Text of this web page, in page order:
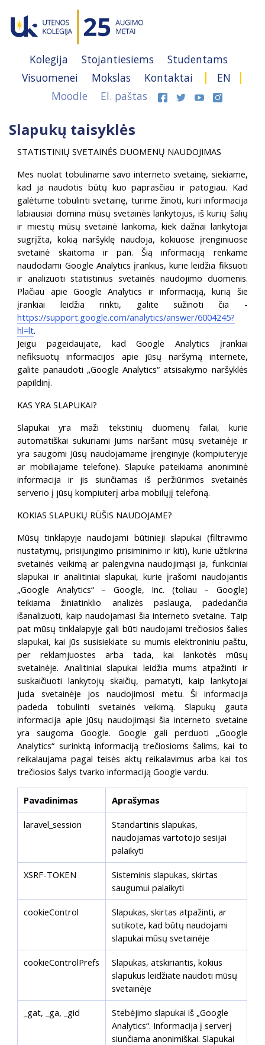
Kolegija Stojantiesiems
Studentams
Visuomenei
Mokslas Kontaktai
EN
Moodle
El. paštas
Slapukų taisyklės
STATISTINIŲ SVETAINĖS DUOMENŲ NAUDOJIMAS
Mes nuolat tobuliname savo interneto svetainę, siekiame,
kad ja naudotis būtų kuo paprasčiau ir patogiau. Kad
galėtume tobulinti svetainę, turime žinoti, kuri informacija
labiausiai domina mūsų svetainės lankytojus, iš kurių šalių
ir miestų mūsų svetainė lankoma, kiek dažnai lankytojai
sugrįžta, kokią naršyklę naudoja, kokiuose įrenginiuose
svetainė skaitoma ir pan. Šią informaciją renkame
naudodami Google Analytics įrankius, kurie leidžia fiksuoti
ir analizuoti statistinius svetainės naudojimo duomenis.
Plačiau apie Google Analytics ir informaciją, kurią šie
įrankiai leidžia rinkti, galite sužinoti čia -
https://support.google.com/analytics/answer/6004245?
hl=lt.
Jeigu pageidaujate, kad Google Analytics įrankiai
nefiksuotų informacijos apie jūsų naršymą internete,
galite panaudoti „Google Analytics“ atsisakymo naršyklės
papildinį.
KAS YRA SLAPUKAI?
Slapukai yra maži tekstinių duomenų failai, kurie
automatiškai sukuriami Jums naršant mūsų svetainėje ir
yra saugomi Jūsų naudojamame įrenginyje (kompiuteryje
ar mobiliajame telefone). Slapuke pateikiama anoniminė
informacija ir jis siunčiamas iš peržiūrimos svetainės
serverio į jūsų kompiuterį arba mobilųjį telefoną.
KOKIAS SLAPUKŲ RŪŠIS NAUDOJAME?
Mūsų tinklapyje naudojami būtinieji slapukai (filtravimo
nustatymų, prisijungimo prisiminimo ir kiti), kurie užtikrina
svetainės veikimą ar palengvina naudojimąsi ja, funkciniai
slapukai ir analitiniai slapukai, kurie įrašomi naudojantis
„Google Analytics“ – Google, Inc. (toliau – Google)
teikiama žiniatinklio analizės paslauga, padedančia
išanalizuoti, kaip naudojamasi šia interneto svetaine. Taip
pat mūsų tinklalapyje gali būti naudojami trečiosios šalies
slapukai, kai jūs susisiekiate su mumis elektroniniu paštu,
per reklamjuostes arba tada, kai lankotės mūsų
svetainėje. Analitiniai slapukai leidžia mums atpažinti ir
suskaičiuoti lankytojų skaičių, pamatyti, kaip lankytojai
juda svetainėje jos naudojimosi metu. Ši informacija
padeda tobulinti svetainės veikimą. Slapukų gauta
informacija apie Jūsų naudojimąsi šia interneto svetaine
yra saugoma Google. Google gali perduoti „Google
Analytics“ surinktą informaciją trečiosioms šalims, kai to
reikalaujama pagal teisės aktų reikalavimus arba kai tos
trečiosios šalys tvarko informaciją Google vardu.
Pavadinimas Aprašymas
laravel_session
Standartinis slapukas,
naudojamas vartotojo sesijai
palaikyti
XSRF-TOKEN
Sisteminis slapukas, skirtas
saugumui palaikyti
cookieControl
Slapukas, skirtas atpažinti, ar
sutikote, kad būtų naudojami
slapukai mūsų svetainėje
cookieControlPrefs
Slapukas, atskiriantis, kokius
slapukus leidžiate naudoti mūsų
svetainėje
_gat, _ga, _gid
Stebėjimo slapukai iš „Google
Analytics“. Informacija į serverį
siunčiama anonimiškai. Slapukai